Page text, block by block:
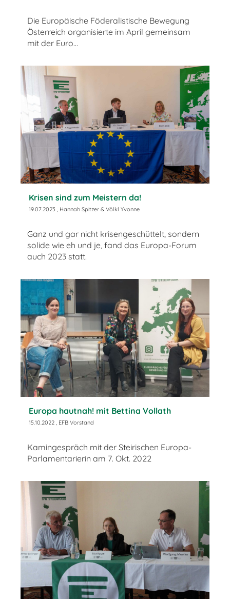
Die Europäische Föderalistische Bewegung
Österreich organisierte im April gemeinsam
mit der Euro...
Krisen sind zum Meistern da!
19.07.2023 , Hannah Spitzer & Völkl Yvonne
Ganz und gar nicht krisengeschüttelt, sondern
solide wie eh und je, fand das Europa-Forum
auch 2023 statt.
Europa hautnah! mit Bettina Vollath
15.10.2022 , EFB Vorstand
Kamingespräch mit der Steirischen Europa-
Parlamentarierin am 7. Okt. 2022